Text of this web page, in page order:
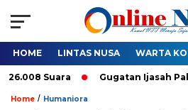
HOME LINTAS NUSA WARTA
Suara Gugatan Ijasah Paket C
Home / Humaniora